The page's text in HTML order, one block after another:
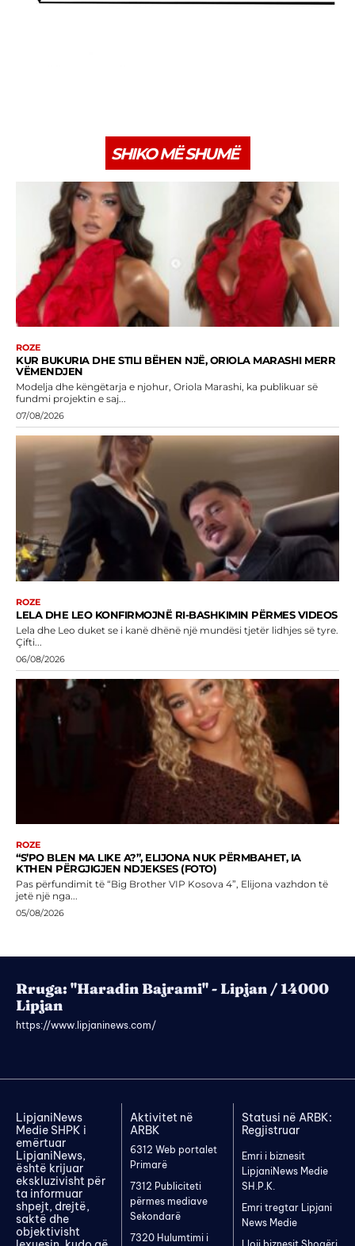
SHIKO MË SHUMË
ROZE
KUR BUKURIA DHE STILI BËHEN NJË, ORIOLA MARASHI MERR
VËMENDJEN
Modelja dhe këngëtarja e njohur, Oriola Marashi, ka publikuar së
fundmi projektin e saj...
07/08/2026
ROZE
LELA DHE LEO KONFIRMOJNË RI-BASHKIMIN PËRMES VIDEOS
Lela dhe Leo duket se i kanë dhënë një mundësi tjetër lidhjes së tyre.
Çifti...
06/08/2026
ROZE
“S’PO BLEN MA LIKE A?”, ELIJONA NUK PËRMBAHET, IA
KTHEN PËRGJIGJEN NDJEKSES (FOTO)
Pas përfundimit të “Big Brother VIP Kosova 4”, Elijona vazhdon të
jetë një nga...
05/08/2026
Rruga: "Haradin Bajrami" - Lipjan / 14000
Lipjan
https://www.lipjaninews.com/
LipjaniNews
Medie SHPK i
emërtuar
LipjaniNews,
është krijuar
ekskluzivisht për
ta informuar
shpejt, drejtë,
saktë dhe
objektivisht
Aktivitet në
ARBK
6312 Web portalet
Primarë
7312 Publiciteti
përmes mediave
Sekondarë
7320 Hulumtimi i
Statusi në ARBK:
Regjistruar
Emri i biznesit
LipjaniNews Medie
SH.P.K.
Emri tregtar Lipjani
News Medie